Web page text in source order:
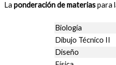
La ponderación de materiaspara
Biología
Dibujo Técnico II
Diseño